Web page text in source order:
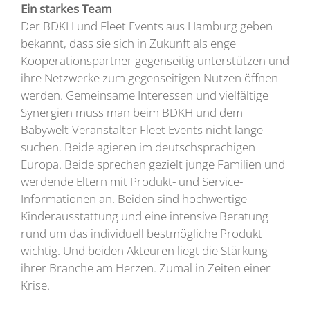
Ein starkes Team
Der BDKH und Fleet Events aus Hamburg geben
bekannt, dass sie sich in Zukunft als enge
Kooperationspartner gegenseitig unterstützen und
ihre Netzwerke zum gegenseitigen Nutzen öffnen
werden. Gemeinsame Interessen und vielfältige
Synergien muss man beim BDKH und dem
Babywelt-Veranstalter Fleet Events nicht lange
suchen. Beide agieren im deutschsprachigen
Europa. Beide sprechen gezielt junge Familien und
werdende Eltern mit Produkt- und Service-
Informationen an. Beiden sind hochwertige
Kinderausstattung und eine intensive Beratung
rund um das individuell bestmögliche Produkt
wichtig. Und beiden Akteuren liegt die Stärkung
ihrer Branche am Herzen. Zumal in Zeiten einer
Krise.